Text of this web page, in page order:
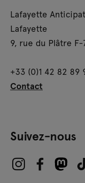
Lafayette
Lafayette
9, rue du Plâtre
+33 (0)1 42 82 89
Contact
Suivez-nous